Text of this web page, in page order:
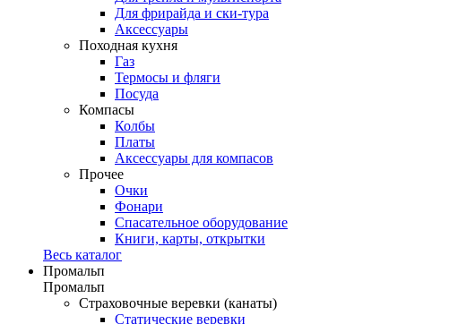
Для фрирайда и ски-тура
Аксессуары
Походная кухня
Газ
Термосы и фляги
Посуда
Компасы
Колбы
Платы
Аксессуары для компасов
Прочее
Очки
Фонари
Спасательное оборудование
Книги, карты, открытки
Весь каталог
Промальп
Промальп
Страховочные веревки (канаты)
Статические веревки